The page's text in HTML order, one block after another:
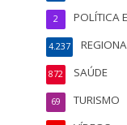
POLÍTICA
2
4.237
SAÚDE
872
TURISMO
69